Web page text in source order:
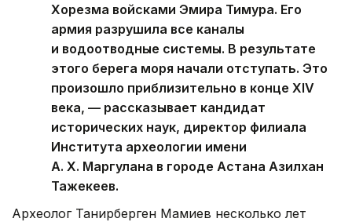
Хорезма войсками Эмира Тимура. Его
армия разрушила все каналы
и водоотводные системы. В результате
этого берега моря начали отступать. Это
произошло приблизительно в конце XIV
века, — рассказывает кандидат
исторических наук, директор филиала
Института археологии имени
А. Х. Маргулана в городе Астана Азилхан
Тажекеев.
Археолог Танирберген Мамиев несколько лет